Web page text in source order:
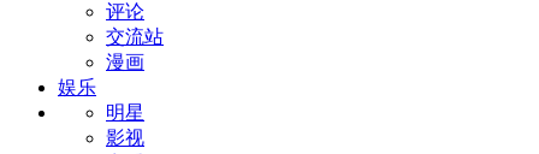
评论
交流站
漫画
娱乐
明星
影视